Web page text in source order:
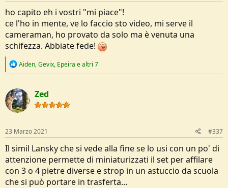
ho capito eh i vostri "mi piace"!
ce l'ho in mente, ve lo faccio sto video, mi serve il
cameraman, ho provato da solo ma è venuta una
schifezza. Abbiate fede!
R
c
t
i
o
s
:
Aiden,Gevix, Epeira e altri 7
Zed
23 Marzo 2021 #337
Il simil Lansky che si vede alla fine se lo usi con un po' di
attenzione permette di miniaturizzati il set per affilare
con 3 o 4 pietre diverse e strop in un astuccio da scuola
che si può portare in trasferta...